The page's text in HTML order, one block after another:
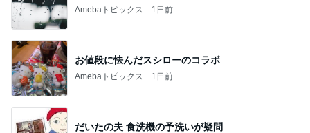
Amebaトピックス 1日前
お値段に怯んだスシローのコラボ
Amebaトピックス 1日前
だいたの夫 食洗機の予洗いが疑問